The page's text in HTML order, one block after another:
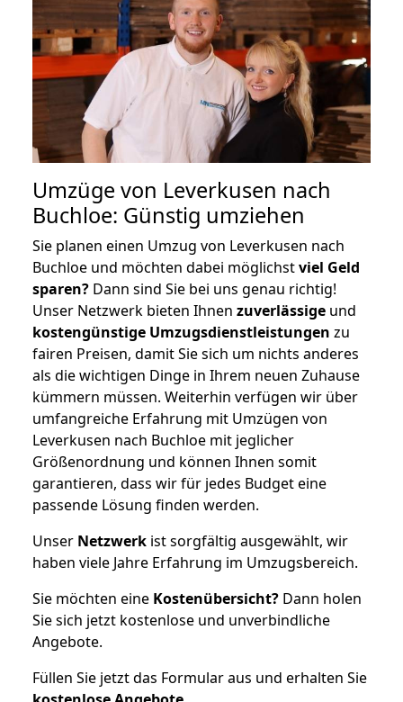
Umzüge von Leverkusen nach
Buchloe: Günstig umziehen
Sie planen einen Umzug von Leverkusen nach
Buchloe und möchten dabei möglichstviel Geld
sparen? Dann sind Sie bei uns genau richtig!
Unser Netzwerk bieten Ihnen zuverlässige und
kostengünstige Umzugsdienstleistungen zu
fairen Preisen, damit Sie sich um nichts anderes
als die wichtigen Dinge in Ihrem neuen Zuhause
kümmern müssen. Weiterhin verfügen wir über
umfangreiche Erfahrung mit Umzügen von
Leverkusen nach Buchloe mit jeglicher
Größenordnung und können Ihnen somit
garantieren, dass wir für jedes Budget eine
passende Lösung finden werden.
Unser Netzwerk ist sorgfältig ausgewählt, wir
haben viele Jahre Erfahrung im Umzugsbereich.
Sie möchten eine Kostenübersicht? Dann holen
Sie sich jetzt kostenlose und unverbindliche
Angebote.
Füllen Sie jetzt das Formular aus und erhalten Sie